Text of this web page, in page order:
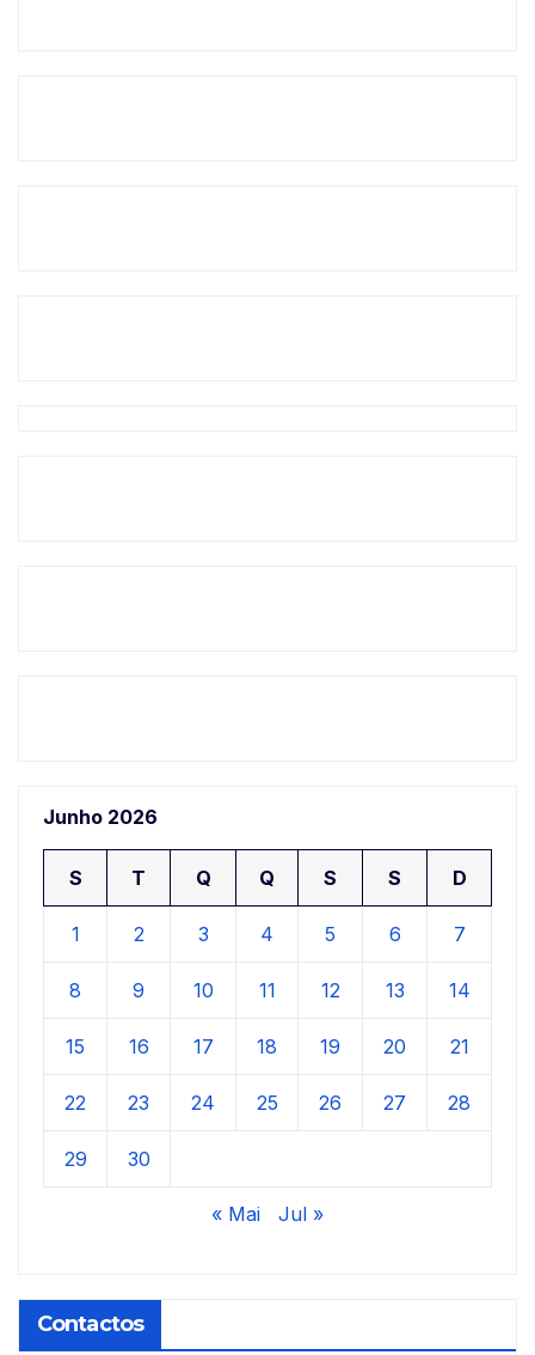
Junho 2026
S T Q Q S S D
1 2 3 4 5 6 7
8 9 10 11 12 13 14
15 16 17 18 19 20 21
22 23 24 25 26 27 28
29 30
« Mai Jul »
Contactos